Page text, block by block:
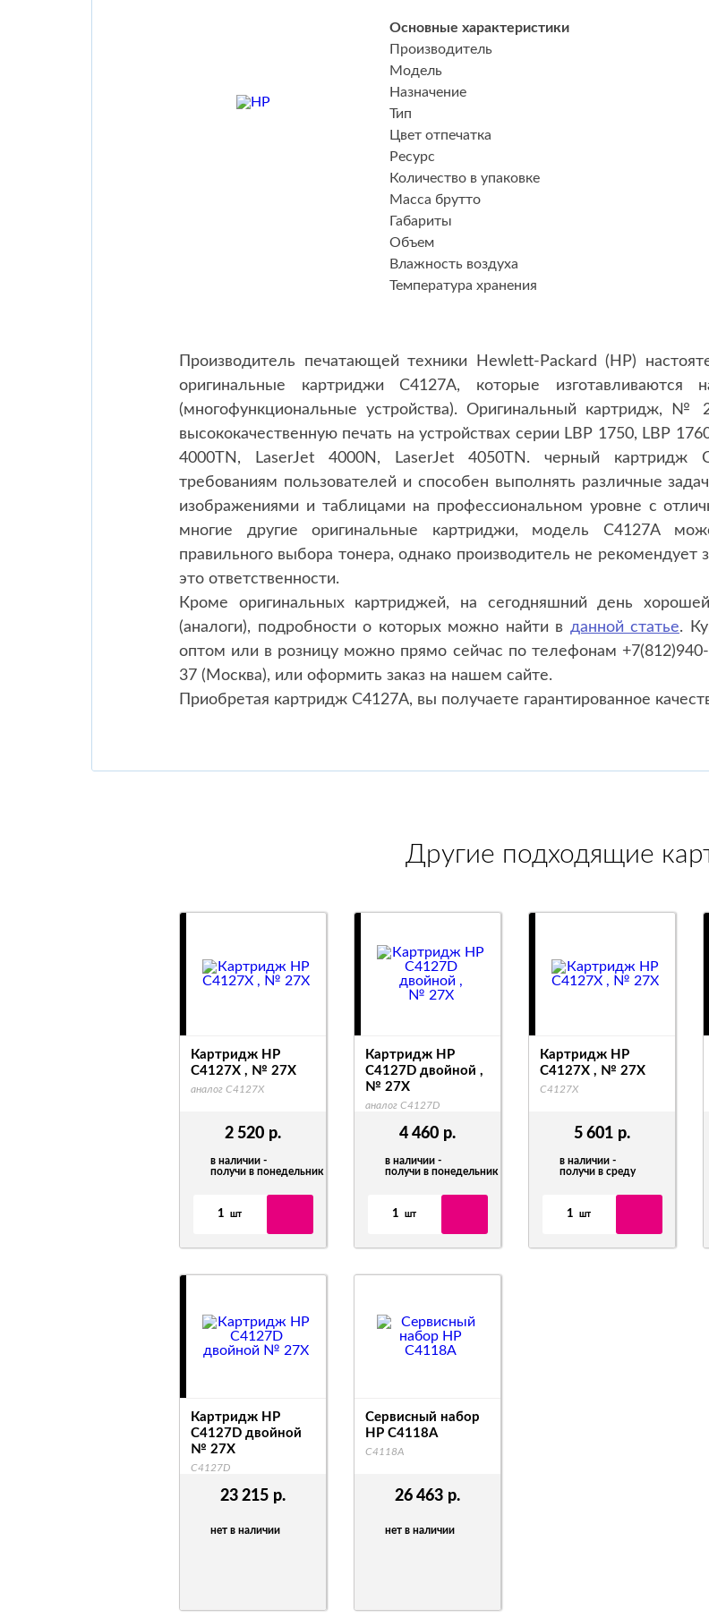
Основные характеристики
Производитель
Модель
Назначение
Тип
Цвет отпечатка
Ресурс
Количество в упаковке
Масса брутто
Габариты
Объем
Влажность воздуха
Температура хранения
Производитель печатающей техники Hewlett-Packard (HP)
оригинальные картриджи C4127A, которые
(многофункциональные устройства). Оригинальный картридж, №
высококачественную печать на устройствах серии LBP 1750, LBP
4000TN, LaserJet 4000N, LaserJet 4050TN. черный картридж
требованиям пользователей и способен выполнять различные
изображениями и таблицами на профессиональном уровне с
многие другие оригинальные картриджи, модель C4127A
правильного выбора тонера, однако производитель не рекомендует
это ответственности.
Кроме оригинальных картриджей, на сегодняшний день
(аналоги), подробности о которых можно найти в данной статье.
оптом или в розницу можно прямо сейчас по телефонам
37 (Москва), или оформить заказ на нашем сайте.
Приобретая картридж C4127A, вы получаете гарантированное
Другие подходящие
2 520 р.
в наличии -
получи в понедельник
1 шт
Картридж HP
C4127X , № 27X
аналог C4127X
4 460 р.
в наличии -
получи в понедельник
1 шт
Картридж HP
C4127D двойной ,
№ 27X
аналог C4127D
5 601 р.
в наличии -
получи в среду
1 шт
Картридж HP
C4127X , № 27X
C4127X
23 215 р.
нет в наличии
Картридж HP
C4127D двойной
№ 27X
C4127D
26 463 р.
нет в наличии
Сервисный набор
HP C4118A
C4118A